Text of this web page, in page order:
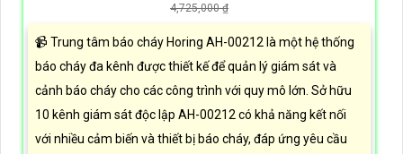
4,725,000 ₫
📹 Trung tâm báo cháy Horing AH-00212 là một hệ thống
báo cháy đa kênh được thiết kế để quản lý giám sát và
cảnh báo cháy cho các công trình với quy mô lớn. Sở hữu
10 kênh giám sát độc lập AH-00212 có khả năng kết nối
với nhiều cảm biến và thiết bị báo cháy, đáp ứng yêu cầu